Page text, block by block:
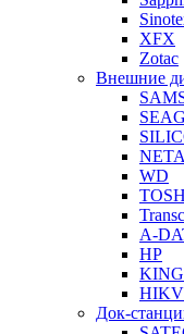
XFX
Zotac
Внешние
WD
A-
HP
Док-